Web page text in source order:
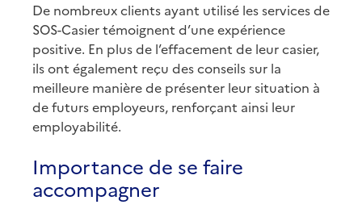
De nombreux clients ayant utilisé les services de
SOS-Casier témoignent d’une expérience
positive. En plus de l’effacement de leur casier,
ils ont également reçu des conseils sur la
meilleure manière de présenter leur situation à
de futurs employeurs, renforçant ainsi leur
employabilité.
Importance de se faire
accompagner